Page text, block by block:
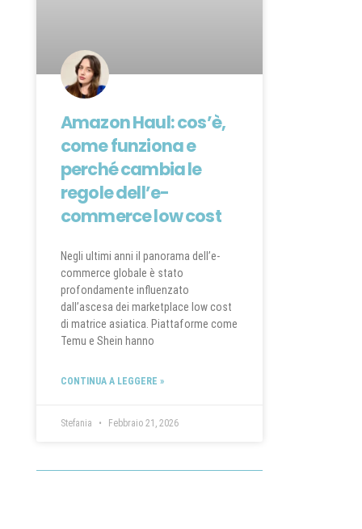
Amazon Haul: cos’è,
come funziona e
perché cambia le
regole dell’e-
commerce low cost
Negli ultimi anni il panorama dell’e-
commerce globale è stato
profondamente influenzato
dall’ascesa dei marketplace low cost
di matrice asiatica. Piattaforme come
Temu e Shein hanno
CONTINUA A LEGGERE »
Stefania Febbraio 21, 2026